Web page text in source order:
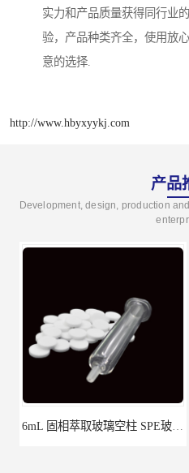
实力和产品质量获得同行业
验，产品种类齐全，使用放
意的选择.
http://www.hbyxyykj.com
产品
Development, design, production
6mL 固相萃取玻璃空柱 SPE玻璃空柱